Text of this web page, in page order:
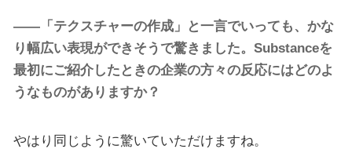
――「テクスチャーの作成」と一言でいっても、かな
り幅広い表現ができそうで驚きました。Substanceを
最初にご紹介したときの企業の方々の反応にはどのよ
うなものがありますか？
やはり同じように驚いていただけますね。